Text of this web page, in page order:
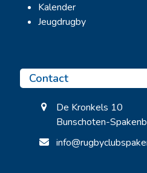
Kalender
Jeugdrugby
Contact
De Kronkels 10
Bunschoten-